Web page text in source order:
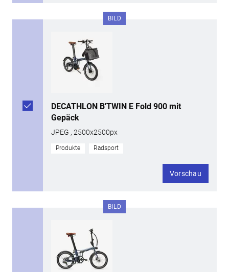
BILD
DECATHLON B'TWIN E Fold 900 mit
Gepäck
JPEG , 2500x2500px
Produkte Radsport
Vorschau
BILD